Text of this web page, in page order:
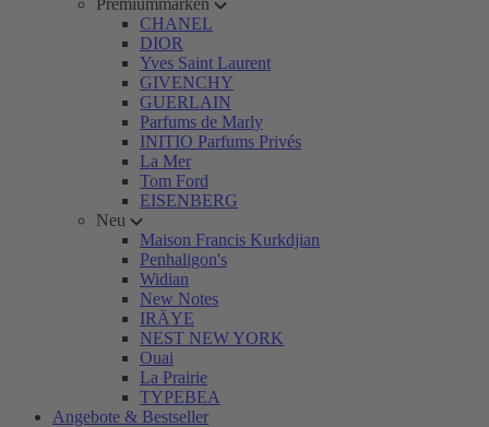
Premiummarken
CHANEL
DIOR
Yves Saint Laurent
GIVENCHY
GUERLAIN
Parfums de Marly
INITIO Parfums Privés
La Mer
Tom Ford
EISENBERG
Neu
Maison Francis Kurkdjian
Penhaligon's
Widian
New Notes
IRÄYE
NEST NEW YORK
Ouai
La Prairie
TYPEBEA
Angebote & Bestseller